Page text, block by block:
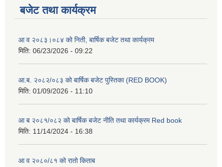
बजेट तथा कार्यक्रम
आ व २०८३।०८४ को निती, बार्षिक बजेट तथा कार्यक्रम
मिति: 06/23/2026 - 09:22
आ.ब. २०८२/०८३ को बार्षिक बजेट पुस्तिका (RED BOOK)
मिति: 01/09/2026 - 11:10
आ ब २०८१/०८२ को बार्षिक बजेट नीति तथा कार्यक्रम Red book
मिति: 11/14/2024 - 16:38
आ व २०८०/८१ को रातो किताब